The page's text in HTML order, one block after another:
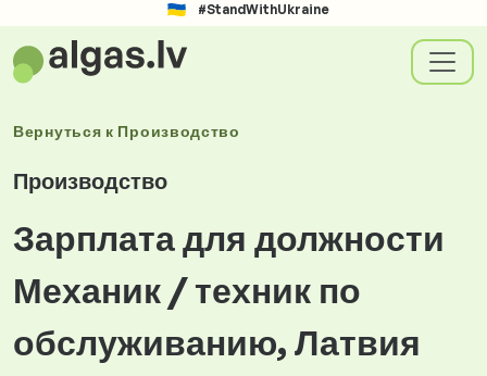
#StandWithUkraine
Вернуться к Производство
Производство
Зарплата для должности
Механик / техник по
обслуживанию, Латвия